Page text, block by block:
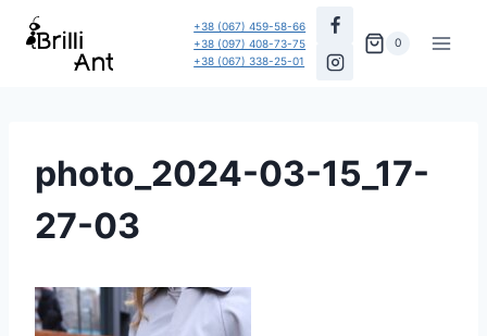
Перейти
+38 (067) 459-58-66
+38 (097) 408-73-75
+38 (067) 338-25-01
0
photo_2024-03-15_17-
27-03